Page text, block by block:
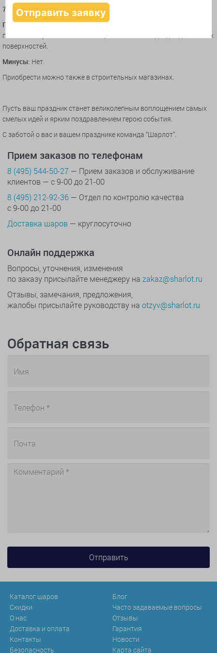
7. Универсальные крючки(фирма КРЕПС или Command от ЗМ).
Плюсы:Прозрачные, миниатюрные, аккуратные изготовлены из
пластика и крепятся самоклеящейся лентой. Подходят для любых
поверхностей.
Минусы: Нет.
Приобрести можно также в строительных магазинах.
Пусть ваш праздник станет великолепным воплощением самых
смелых идей и ярким поздравлением герою события.
С заботой о вас и вашем празднике команда “Шарлот”.
Прием заказов по телефонам
8 (495) 544-50-27 — Прием заказов и обслуживание
клиентов — с 9-00 до 21-00
8 (495) 212-92-36 — Отдел по контролю качества
с 9-00 до 21-00
Доставка шаров — круглосуточно
Онлайн поддержка
Вопросы, уточнения, изменения
по заказу присылайте менеджеру на zakaz@sharlot.ru
Отзывы, замечания, предложения,
жалобы присылайте руководству на otzyv@sharlot.ru
Обратная связь
Каталог шаров
Скидки
О нас
Доставка и оплата
Контакты
Безопасность
Блог
Часто задаваемые вопросы
Отзывы
Гарантия
Новости
Карта сайта